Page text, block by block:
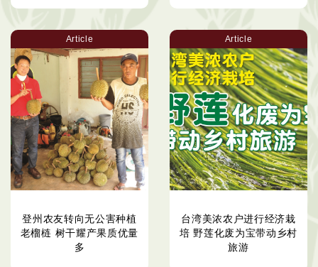
Article
登州农友转向无公害种植
老榴梿 树干耀产果质优量
多
Article
台湾美浓农户进行经济栽
培 野莲化废为宝带动乡村
旅游